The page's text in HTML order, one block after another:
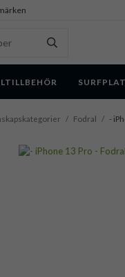
/ Fodral / -